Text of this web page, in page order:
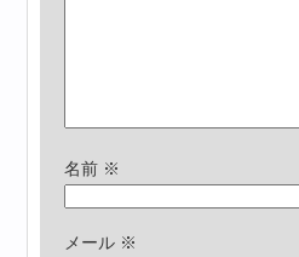
名前 ※
メール ※